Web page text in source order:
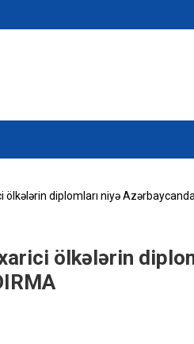
diplomları niyə
ölkələrin